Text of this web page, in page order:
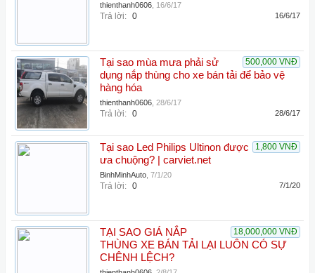
thienthanh0606 16/6/17
Trả lời: 0 16/6/17
500,000 VNĐ
Tại sao mùa mưa phải sử
dụng nắp thùng cho xe bán tải để bảo vệ
hàng hóa
thienthanh0606 28/6/17
Trả lời: 0 28/6/17
1,800 VNĐ
Tại sao Led Philips Ultinon được
ưa chuộng? | carviet.net
BinhMinhAuto 7/1/20
Trả lời: 0 7/1/20
18,000,000 VNĐ
TẠI SAO GIÁ NẮP
THÙNG XE BÁN TẢI LẠI LUÔN CÓ SỰ
CHÊNH LỆCH?